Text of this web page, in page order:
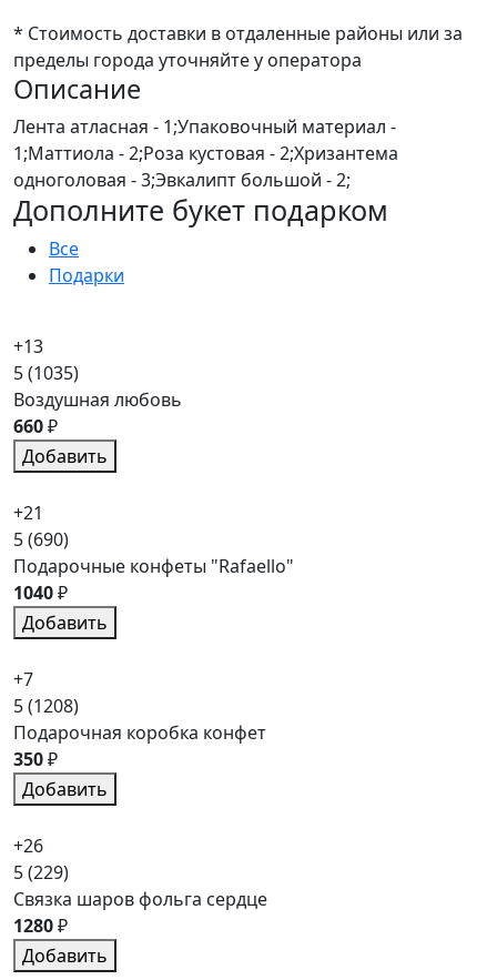
* Стоимость доставки в отдаленные районы или за
пределы города уточняйте у оператора
Описание
Лента атласная - 1;Упаковочный материал -
1;Маттиола - 2;Роза кустовая - 2;Хризантема
одноголовая - 3;Эвкалипт большой - 2;
Дополните букет подарком
Все
Подарки
+13
5(1035)
Воздушная любовь
660₽
Добавить
+21
5(690)
Подарочные конфеты "Rafaello"
1040₽
Добавить
+7
5(1208)
Подарочная коробка конфет
350₽
Добавить
+26
5(229)
Связка шаров фольга сердце
1280₽
Добавить